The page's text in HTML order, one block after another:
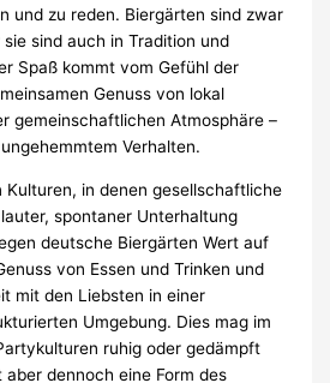
und zu reden. Biergärten sind zwar
sind auch in Tradition und
Spaß kommt vom Gefühl der
Genuss von lokal
gemeinschaftlichen Atmosphäre –
Verhalten.
Kulturen, in denen gesellschaftliche
spontaner Unterhaltung
deutsche Biergärten Wert auf
von Essen und Trinken und
mit den Liebsten in einer
Umgebung. Dies mag im
ruhig oder gedämpft
dennoch eine Form des